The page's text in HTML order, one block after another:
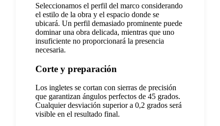
Seleccionamos el perfil del marco considerando
el estilo de la obra y el espacio donde se
ubicará. Un perfil demasiado prominente puede
dominar una obra delicada, mientras que uno
insuficiente no proporcionará la presencia
necesaria.
Corte y preparación
Los ingletes se cortan con sierras de precisión
que garantizan ángulos perfectos de 45 grados.
Cualquier desviación superior a 0,2 grados será
visible en el resultado final.